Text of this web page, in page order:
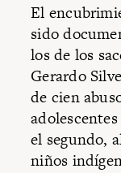
El
sido
los de los
Gerardo
de cien
el segundo,
niños